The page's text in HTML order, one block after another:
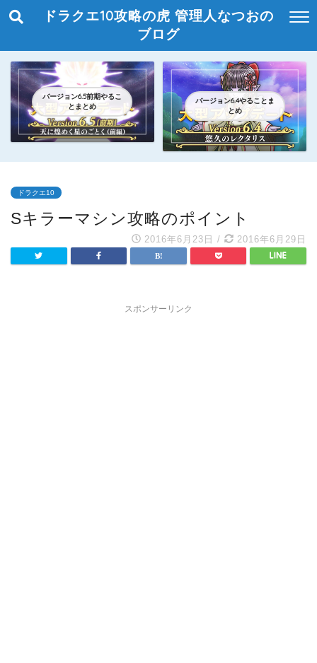
ドラクエ10攻略の虎 管理人なつおの
ブログ
バージョン6.5前期やるこ
とまとめ
バージョン6.4やることま
とめ
ドラクエ10
Sキラーマシン攻略のポイント
2016年6月23日 / 2016年6月29日
スポンサーリンク